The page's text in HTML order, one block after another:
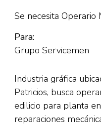
Se necesita Operario
Para:
Grupo Servicemen
Industria gráfica
Patricios, busca
edilicio para planta
reparaciones